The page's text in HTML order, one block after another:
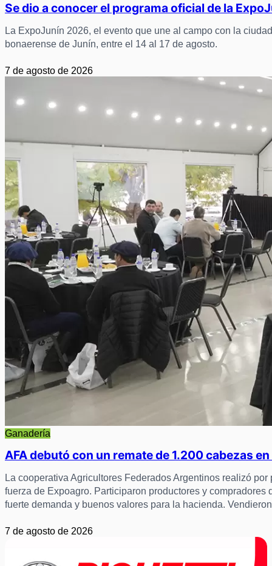
Se dio a conocer el programa oficial de la
La ExpoJunín 2026, el evento que une al campo con la
bonaerense de Junín, entre el 14 al 17 de agosto.
7 de agosto de 2026
Ganadería
AFA debutó con un remate de 1.200 cabezas
La cooperativa Agricultores Federados Argentinos realizó
fuerza de Expoagro. Participaron productores y
fuerte demanda y buenos valores para la hacienda.
7 de agosto de 2026